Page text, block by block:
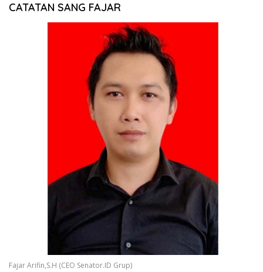
CATATAN SANG FAJAR
Fajar Arifin,S.H (CEO Senator.ID Grup)